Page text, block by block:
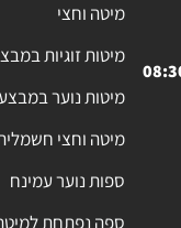
מיטה וחצי
מיטות זוגיות
מיטות נוער
מיטה וחצי
ספות נוער עמינח
ספה נפתחת למיטה